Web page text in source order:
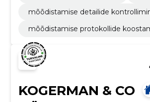
mõõdistamise detailide
mõõdistamise protokollide
KOGERMAN & CO